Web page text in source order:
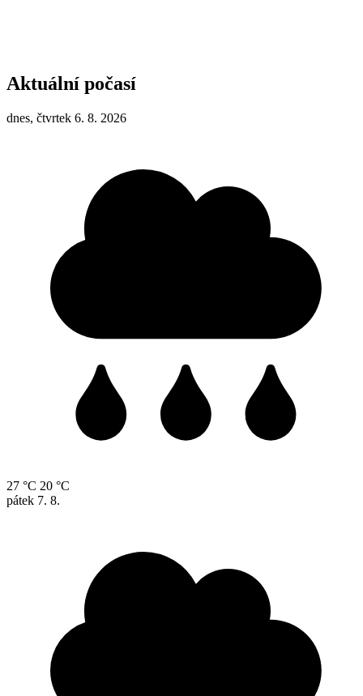
Aktuální počasí
dnes, čtvrtek 6. 8. 2026
27 °C 20 °C
pátek 7. 8.